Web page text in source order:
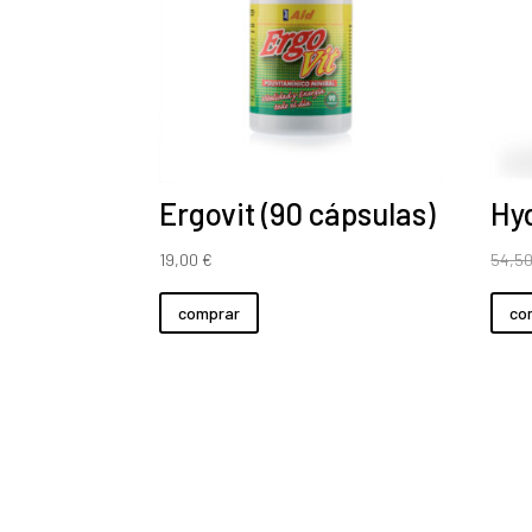
Ergovit (90 cápsulas)
19,00 €
comprar